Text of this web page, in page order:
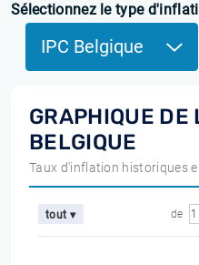
Sélectionnez le type
IPC Belgique
GRAPHIQUE DE
BELGIQUE
Taux d'inflation historiques
tout ▾ de